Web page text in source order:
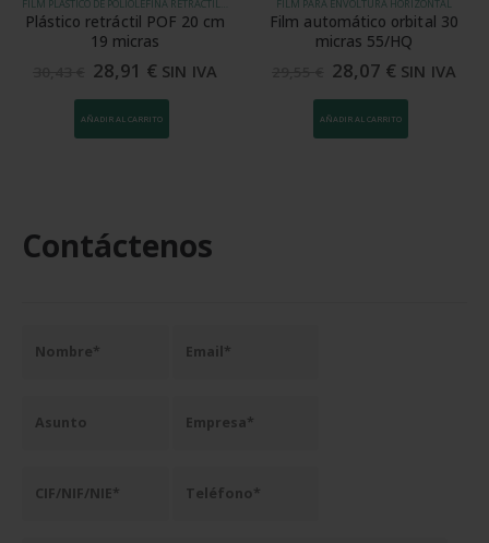
POF 20 cm
Film automático orbital 30
micras 55/HQ
29,55€ 28,07
Plástico retráctil
19
25,00€ 23,75
Contáctenos